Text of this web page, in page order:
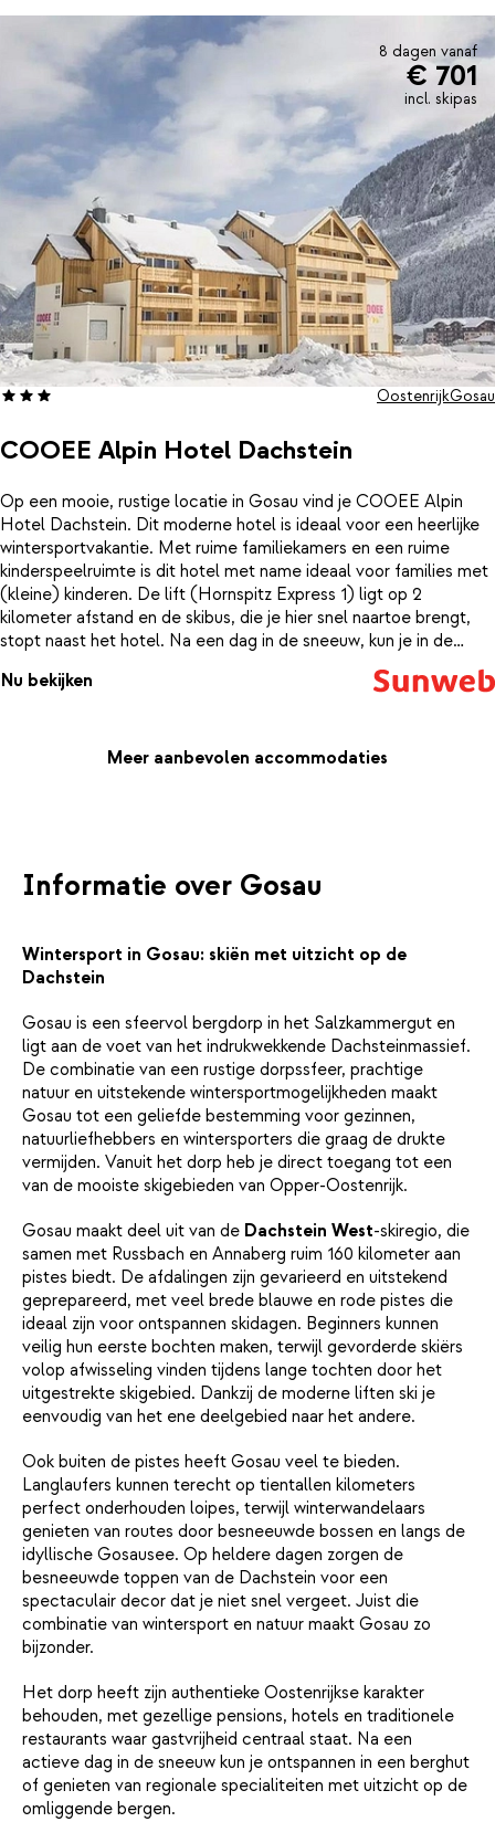
8 dagen vanaf
€ 701
incl. skipas
COOEE Alpin Hotel Dachstein
OostenrijkGosau
Op een mooie, rustige locatie in Gosau vind je COOEE Alpin
Hotel Dachstein. Dit moderne hotel is ideaal voor een heerlijke
wintersportvakantie. Met ruime familiekamers en een ruime
kinderspeelruimte is dit hotel met name ideaal voor families met
(kleine) kinderen. De lift (Hornspitz Express 1) ligt op 2
kilometer afstand en de skibus, die je hier snel naartoe brengt,
stopt naast het hotel. Na een dag in de sneeuw, kun je in de
sauna lekker opwarmen. In het sfeervolle en moderne restaurant
van COOEE Alpin Hotel Dachstein staat er iedere morgen een
Nu bekijken
Meer aanbevolen accommodaties
Informatie over Gosau
Wintersport in Gosau: skiën met uitzicht op de
Dachstein
Gosau is een sfeervol bergdorp in het Salzkammergut en
ligt aan de voet van het indrukwekkende Dachsteinmassief.
De combinatie van een rustige dorpssfeer, prachtige
natuur en uitstekende wintersportmogelijkheden maakt
Gosau tot een geliefde bestemming voor gezinnen,
natuurliefhebbers en wintersporters die graag de drukte
vermijden. Vanuit het dorp heb je direct toegang tot een
van de mooiste skigebieden van Opper-Oostenrijk.
Gosau maakt deel uit van de Dachstein West-skiregio, die
samen met Russbach en Annaberg ruim 160 kilometer aan
pistes biedt. De afdalingen zijn gevarieerd en uitstekend
geprepareerd, met veel brede blauwe en rode pistes die
ideaal zijn voor ontspannen skidagen. Beginners kunnen
veilig hun eerste bochten maken, terwijl gevorderde skiërs
volop afwisseling vinden tijdens lange tochten door het
uitgestrekte skigebied. Dankzij de moderne liften ski je
eenvoudig van het ene deelgebied naar het andere.
Ook buiten de pistes heeft Gosau veel te bieden.
Langlaufers kunnen terecht op tientallen kilometers
perfect onderhouden loipes, terwijl winterwandelaars
genieten van routes door besneeuwde bossen en langs de
idyllische Gosausee. Op heldere dagen zorgen de
besneeuwde toppen van de Dachstein voor een
spectaculair decor dat je niet snel vergeet. Juist die
combinatie van wintersport en natuur maakt Gosau zo
bijzonder.
Het dorp heeft zijn authentieke Oostenrijkse karakter
behouden, met gezellige pensions, hotels en traditionele
restaurants waar gastvrijheid centraal staat. Na een
actieve dag in de sneeuw kun je ontspannen in een berghut
of genieten van regionale specialiteiten met uitzicht op de
omliggende bergen.